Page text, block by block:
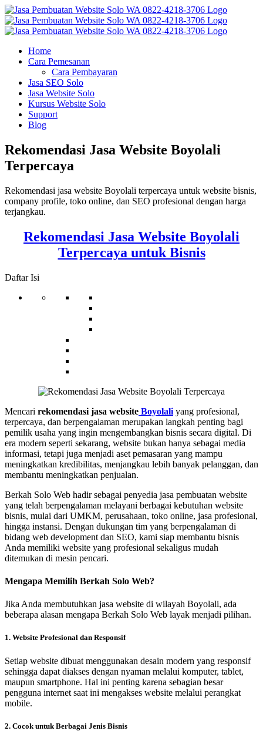
Skip
to
content
Home
Cara Pemesanan
Cara Pembayaran
Jasa SEO Solo
Jasa Website Solo
Kursus Website Solo
Support
Blog
Rekomendasi Jasa Website Boyolali
Terpercaya
Rekomendasi jasa website Boyolali terpercaya untuk website bisnis,
company profile, toko online, dan SEO profesional dengan harga
terjangkau.
Rekomendasi Jasa Website Boyolali
Terpercaya untuk Bisnis
Daftar Isi
Mencari rekomendasi jasa website Boyolali yang profesional,
terpercaya, dan berpengalaman merupakan langkah penting bagi
pemilik usaha yang ingin mengembangkan bisnis secara digital. Di
era modern seperti sekarang, website bukan hanya sebagai media
informasi, tetapi juga menjadi aset pemasaran yang mampu
meningkatkan kredibilitas, menjangkau lebih banyak pelanggan, dan
membantu meningkatkan penjualan.
Berkah Solo Web hadir sebagai penyedia jasa pembuatan website
yang telah berpengalaman melayani berbagai kebutuhan website
bisnis, mulai dari UMKM, perusahaan, toko online, jasa profesional,
hingga instansi. Dengan dukungan tim yang berpengalaman di
bidang web development dan SEO, kami siap membantu bisnis
Anda memiliki website yang profesional sekaligus mudah
ditemukan di mesin pencari.
Mengapa Memilih Berkah Solo Web?
Jika Anda membutuhkan jasa website di wilayah Boyolali, ada
beberapa alasan mengapa Berkah Solo Web layak menjadi pilihan.
1. Website Profesional dan Responsif
Setiap website dibuat menggunakan desain modern yang responsif
sehingga dapat diakses dengan nyaman melalui komputer, tablet,
maupun smartphone. Hal ini penting karena sebagian besar
pengguna internet saat ini mengakses website melalui perangkat
mobile.
2. Cocok untuk Berbagai Jenis Bisnis